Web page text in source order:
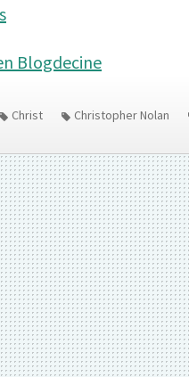
Blogdecine
Christ Christopher Nolan